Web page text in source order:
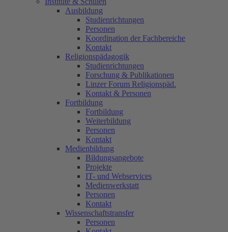
Ausbildung
Studienrichtungen
Personen
Koordination der Fachbereiche
Kontakt
Religionspädagogik
Studienrichtungen
Forschung & Publikationen
Linzer Forum Religionspäd.
Kontakt & Personen
Fortbildung
Fortbildung
Weiterbildung
Personen
Kontakt
Medienbildung
Bildungsangebote
Projekte
IT- und Webservices
Medienwerkstatt
Personen
Kontakt
Wissenschaftstransfer
Personen